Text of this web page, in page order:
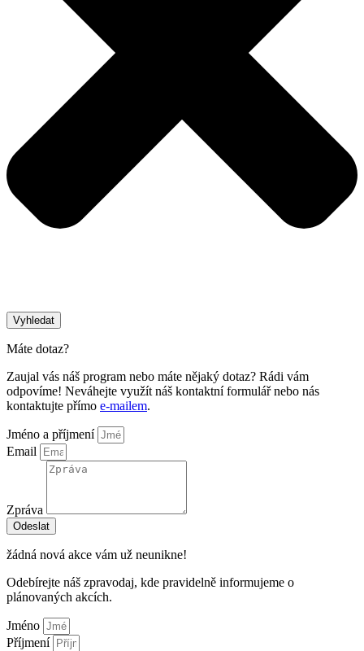
Vyhledat
Máte dotaz?
Zaujal vás náš program nebo máte nějaký dotaz? Rádi vám
odpovíme! Neváhejte využít náš kontaktní formulář nebo nás
kontaktujte přímo e-mailem.
Jméno a příjmení
Email
Zpráva
Odeslat
žádná nová akce vám už neunikne!
Odebírejte náš zpravodaj, kde pravidelně informujeme o
plánovaných akcích.
Jméno
Příjmení